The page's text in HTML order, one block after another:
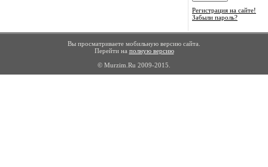
Регистрация на сайте!
Забыли пароль?
Вы просматриваете мобильную версию сайта.
Перейти на полную версию
© Murzim.Ru 2009-2015.